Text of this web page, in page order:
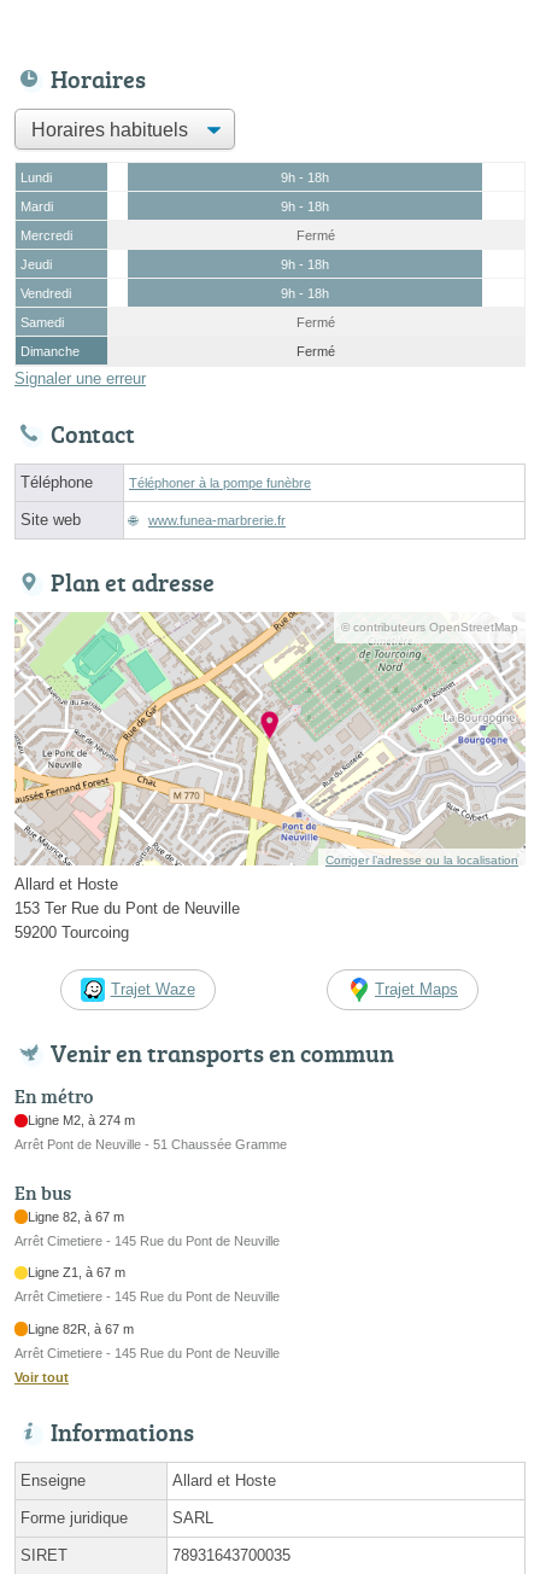
Horaires
Lundi
9h - 18h
Mardi
9h - 18h
Mercredi
Fermé
Jeudi
9h - 18h
Vendredi
9h - 18h
Samedi
Fermé
Dimanche
Fermé
Signaler une erreur
Contact
Téléphone Téléphoner à la pompe funèbre
Site web www.funea-marbrerie.fr
Plan et adresse
© contributeurs OpenStreetMap
Corriger l’adresse ou la localisation
Allard et Hoste
153 Ter Rue du Pont de Neuville
59200 Tourcoing
Trajet Waze Trajet Maps
Venir en transports en commun
En métro
Ligne M2, à 274 m
Arrêt Pont de Neuville - 51 Chaussée Gramme
En bus
Ligne 82, à 67 m
Arrêt Cimetiere - 145 Rue du Pont de Neuville
Ligne Z1, à 67 m
Arrêt Cimetiere - 145 Rue du Pont de Neuville
Ligne 82R, à 67 m
Arrêt Cimetiere - 145 Rue du Pont de Neuville
Voir tout
Informations
Enseigne Allard et Hoste
Forme juridique SARL
SIRET 78931643700035